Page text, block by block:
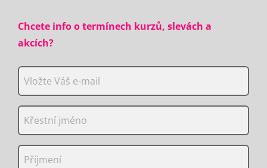
Chcete info o termínech kurzů, slevách a
akcích?